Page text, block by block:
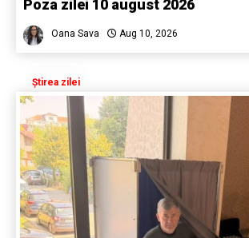
Poza zilei 10 august 2026
Oana Sava Aug 10, 2026
Știrea zilei